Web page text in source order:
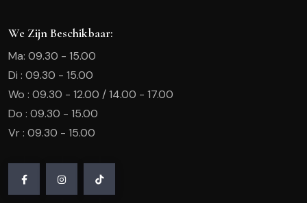
We Zijn Beschikbaar:
Ma: 09.30 - 15.00
Di : 09.30 - 15.00
Wo : 09.30 - 12.00 / 14.00 - 17.00
Do : 09.30 - 15.00
Vr : 09.30 - 15.00